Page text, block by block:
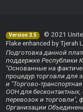
Version 3.5
© 2021
Flake enhanced by Tjerah
Подготовка данной
поддержке Республики
"Основанные на
процедур торговли для
и "Торгово-
ООН для
перевозок и торговли",
Организации